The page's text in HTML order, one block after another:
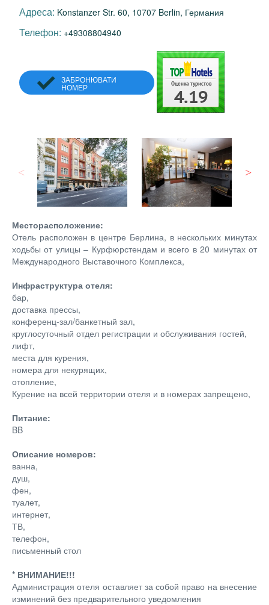
Адреса: Konstanzer Str. 60, 10707 Berlin, Германия
Телефон: +49308804940
ЗАБРОНЮВАТИ
НОМЕР
Месторасположение:
Отель расположен в центре Берлина, в нескольких минутах
ходьбы от улицы – Курфюрстендам и всего в 20 минутах от
Международного Выставочного Комплекса,
Инфраструктура отеля:
бар,
доставка прессы,
конференц-зал/банкетный зал,
круглосуточный отдел регистрации и обслуживания гостей,
лифт,
места для курения,
номера для некурящих,
отопление,
Курение на всей территории отеля и в номерах запрещено,
Питание:
BB
Описание номеров:
ванна,
душ,
фен,
туалет,
интернет,
ТВ,
телефон,
письменный стол
* ВНИМАНИЕ!!!
Администрация отеля оставляет за собой право на внесение
изминений без предварительного уведомления